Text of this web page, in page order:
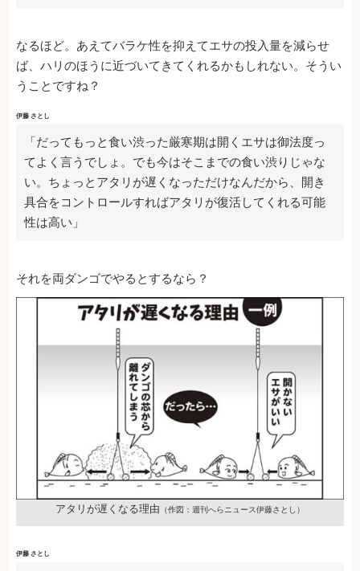
なるほど。あえてバラケ性を抑えてエサの投入量を減らせ
ば、ハリのほうに近づいてきてくれるかもしれない。そうい
うことですね？
伊藤 さとし
「だってもっと食い渋った厳寒期は開くエサは御法度っ
てよく言うでしょ。でも今はそこまでの食い渋りじゃな
い。ちょっとアタリが遅くなっただけなんだから、開き
具合をコントロールすればアタリが復活してくれる可能
性は高い」
それを両ダンゴでやるとするなら？
アタリが遅くなる理由 （作図：週刊へらニュース伊藤さとし）
伊藤 さとし